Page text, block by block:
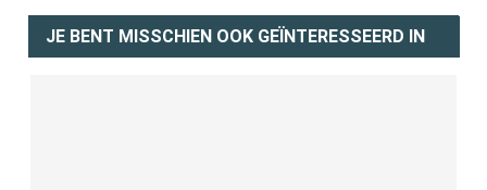
JE BENT MISSCHIEN OOK GEÏNTERESSEERD IN